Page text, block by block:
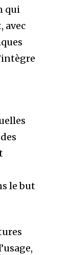
qui
avec
le but